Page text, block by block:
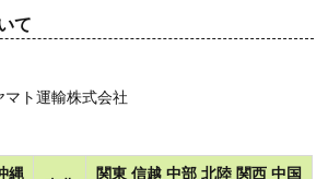
て
ト運輸株式会社
縄
関東 信越 中部 北陸 関西 中国